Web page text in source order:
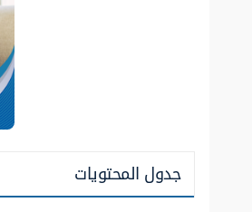
جدول المحتويات